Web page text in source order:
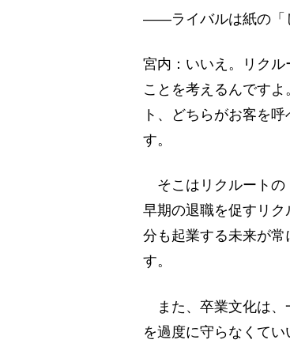
――ライバルは紙の「
宮内：いいえ。リク
ことを考えるんです
ト、どちらがお客を
す。
そこはリクルートの
早期の退職を促すリ
分も起業する未来が
す。
また、卒業文化は、
を過度に守らなくて